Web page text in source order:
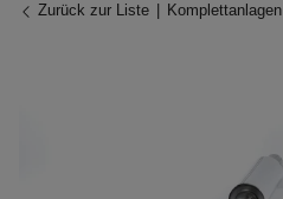
Zurück zur Liste Komplettanlagen